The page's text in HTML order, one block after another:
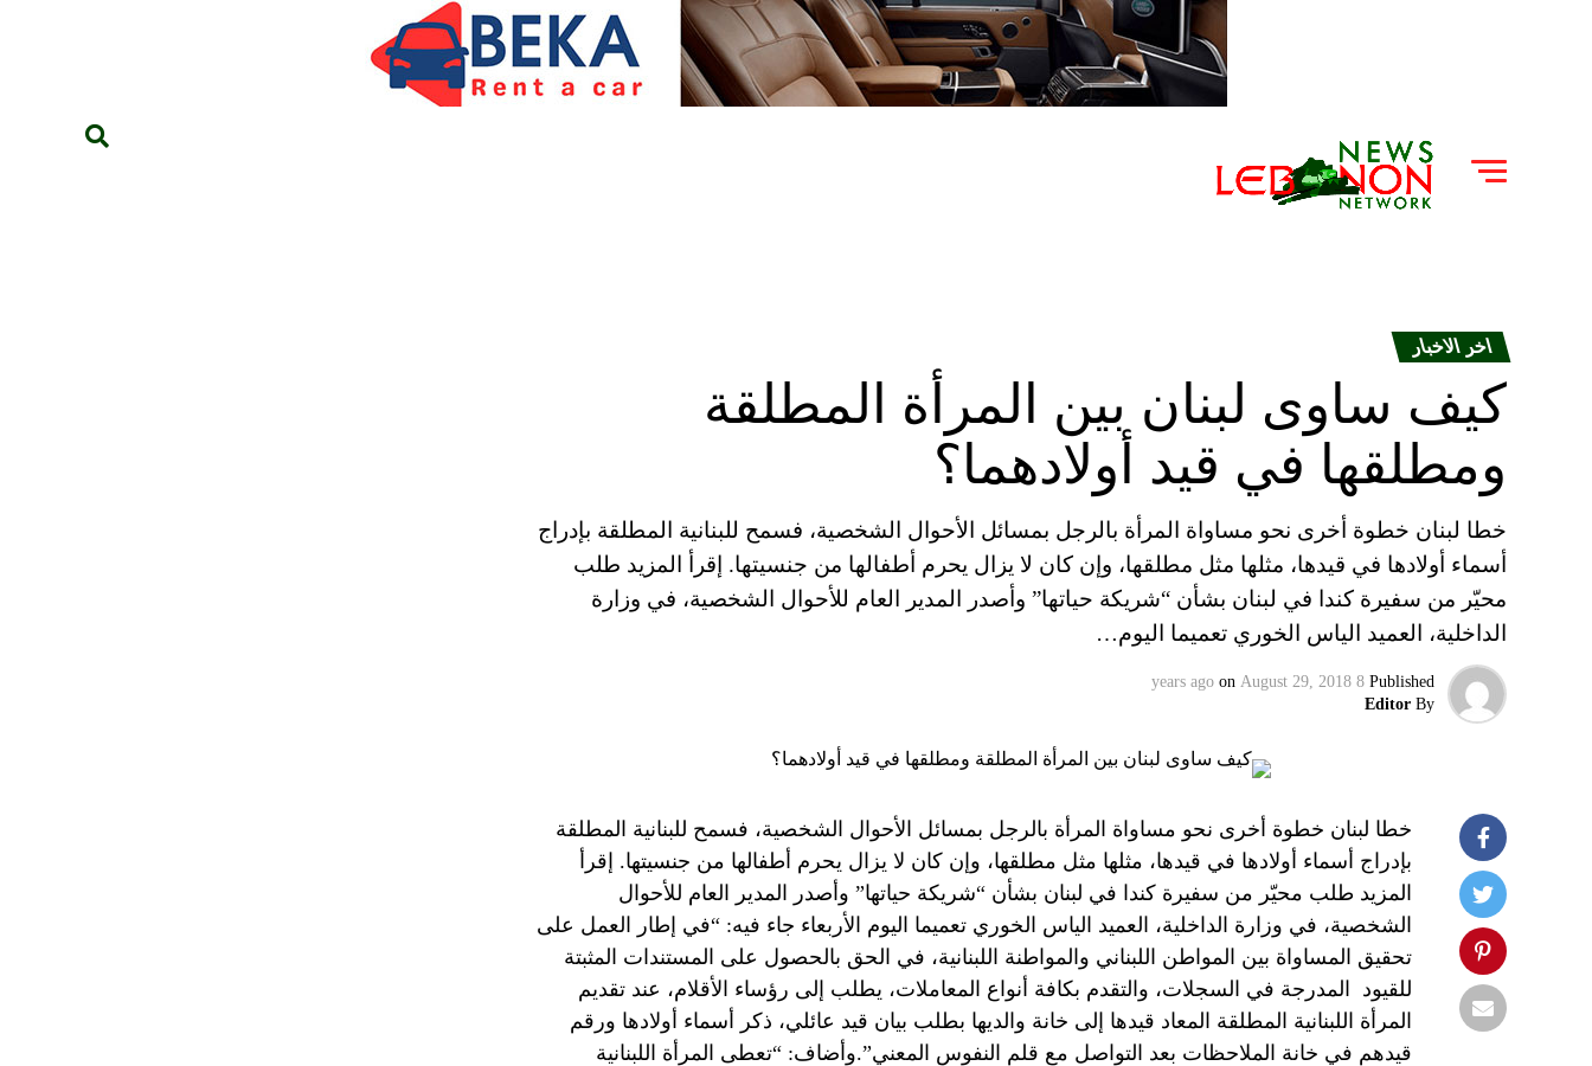
اخر الاخبار
كيف ساوى لبنان بين المرأة المطلقة
ومطلقها في قيد أولادهما؟
خطا لبنان خطوة أخرى نحو مساواة المرأة بالرجل بمسائل الأحوال الشخصية، فسمح للبنانية المطلقة بإدراج
أسماء أولادها في قيدها، مثلها مثل مطلقها، وإن كان لا يزال يحرم أطفالها من جنسيتها. إقرأ المزيد طلب
محيّر من سفيرة كندا في لبنان بشأن “شريكة حياتها” وأصدر المدير العام للأحوال الشخصية، في وزارة
الداخلية، العميد الياس الخوري تعميما اليوم…
Published
8 years ago
on August 29, 2018
By
Editor
خطا لبنان خطوة أخرى نحو مساواة المرأة بالرجل بمسائل الأحوال الشخصية، فسمح للبنانية المطلقة
بإدراج أسماء أولادها في قيدها، مثلها مثل مطلقها، وإن كان لا يزال يحرم أطفالها من جنسيتها. إقرأ
المزيد طلب محيّر من سفيرة كندا في لبنان بشأن “شريكة حياتها” وأصدر المدير العام للأحوال
الشخصية، في وزارة الداخلية، العميد الياس الخوري تعميما اليوم الأربعاء جاء فيه: “في إطار العمل على
تحقيق المساواة بين المواطن اللبناني والمواطنة اللبنانية، في الحق بالحصول على المستندات المثبتة
للقيود المدرجة في السجلات، والتقدم بكافة أنواع المعاملات، يطلب إلى رؤساء الأقلام، عند تقديم
المرأة اللبنانية المطلقة المعاد قيدها إلى خانة والديها بطلب بيان قيد عائلي، ذكر أسماء أولادها ورقم
قيدهم في خانة الملاحظات بعد التواصل مع قلم النفوس المعني”.وأضاف: “تعطى المرأة اللبنانية